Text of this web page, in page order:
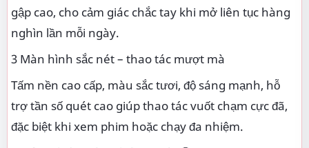
gập cao, cho cảm giác chắc tay khi mở liên tục hàng
nghìn lần mỗi ngày.
3 Màn hình sắc nét – thao tác mượt mà
Tấm nền cao cấp, màu sắc tươi, độ sáng mạnh, hỗ
trợ tần số quét cao giúp thao tác vuốt chạm cực đã,
đặc biệt khi xem phim hoặc chạy đa nhiệm.